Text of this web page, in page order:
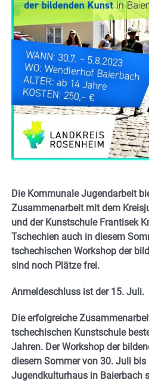
Die Kommunale Jugendarbeit
Zusammenarbeit mit dem
und der Kunstschule Frantisek
Tschechien auch in diesem
tschechischen Workshop der
sind noch Plätze frei.
Anmeldeschluss ist der 15. Juli.
Die erfolgreiche
tschechischen Kunstschule
Jahren. Der Workshop der
diesem Sommer von 30. Juli
Jugendkulturhaus in Baierbach